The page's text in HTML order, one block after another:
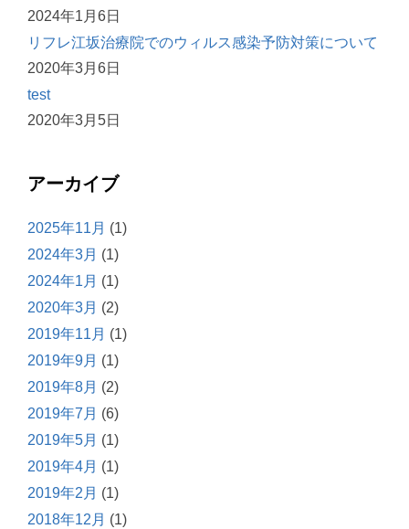
2024年1月6日
リフレ江坂治療院でのウィルス感染予防対策について
2020年3月6日
test
2020年3月5日
アーカイブ
2025年11月 (1)
2024年3月 (1)
2024年1月 (1)
2020年3月 (2)
2019年11月 (1)
2019年9月 (1)
2019年8月 (2)
2019年7月 (6)
2019年5月 (1)
2019年4月 (1)
2019年2月 (1)
2018年12月 (1)